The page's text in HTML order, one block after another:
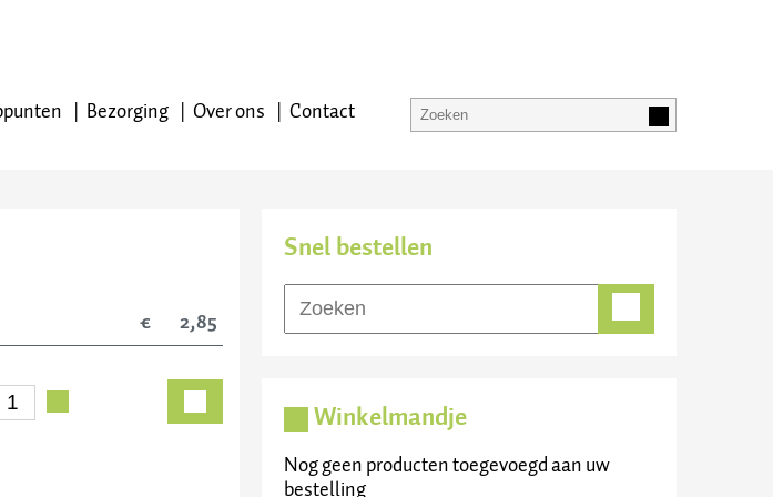
Bezorging Over ons Contact
2,85
Snel bestellen
Winkelmandje
Nog geen producten toegevoegd aan uw
bestelling